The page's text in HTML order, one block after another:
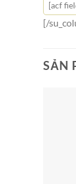
[acf
[/
SẢN